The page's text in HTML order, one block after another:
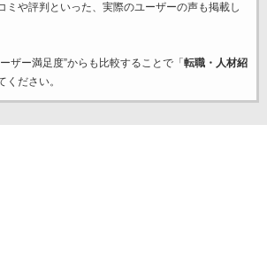
ミや評判といった、実際のユーザーの声も掲載し
ザー満足度”からも比較することで「 転職・人材紹
ください。